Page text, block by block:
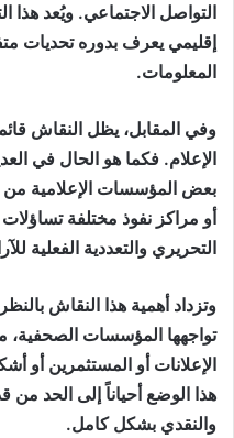
التواصل الاجتماعي. ويُعد
إقليمي يعرف بدوره تحديات
المعلومات.
وفي المقابل، يظل النقاش
الإعلام. فكما هو الحال في
بعض المؤسسات الإعلامية
أو مراكز نفوذ مختلفة
التحريري والتعددية الفعلية
وتزداد أهمية هذا النقاش
تواجهها المؤسسات الصحفية،
الإعلانات أو المستثمرين أو
هذا الوضع أحياناً إلى الحد من
والنقدي بشكل كامل.